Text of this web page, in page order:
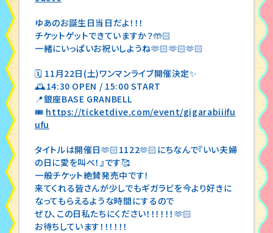
ゆあのお誕生日当日だよ！！！
チケットゲットできていますか？🤲🏻
一緒にいっぱいお祝いしようね🫶🏻🫶🏻🫶🏻
🗓 11月22日(土)ワンマンライブ開催決定✨
🕰14:30 OPEN / 15:00 START
📍銀座BASE GRANBELL
🎟 https://ticketdive.com/event/gigarabiiifu
ufu
タイトルは開催日🫶🏻1122🫶🏻にちなんで『いい夫婦
の日に愛を叫べ！』です🥰
一般チケット絶賛発売中です！
来てくれる皆さんが少しでもギガラビを今より好きに
なってもらえるような時間にするので
ぜひ、この日私たちにください！！！！！！🫶🏻
お待ちしています！！！！！！